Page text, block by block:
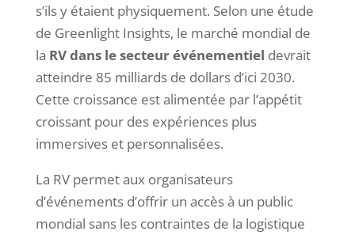
s’ils y étaient physiquement. Selon une étude
de Greenlight Insights, le marché mondial de
la RV dans le secteur événementiel devrait
atteindre 85 milliards de dollars d’ici 2030.
Cette croissance est alimentée par l’appétit
croissant pour des expériences plus
immersives et personnalisées.
La RV permet aux organisateurs
d’événements d’offrir un accès à un public
mondial sans les contraintes de la logistique